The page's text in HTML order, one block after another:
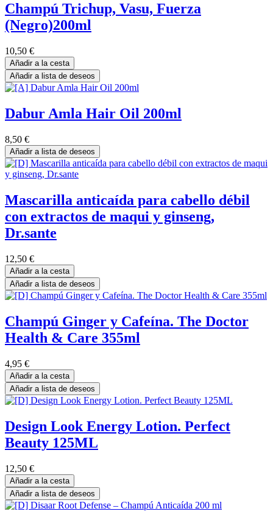
Champú Trichup, Vasu, Fuerza
(Negro)200ml
10,50 €
Añadir a la cesta
Añadir a lista de deseos
Dabur Amla Hair Oil 200ml
8,50 €
Añadir a lista de deseos
Mascarilla anticaída para cabello débil
con extractos de maqui y ginseng,
Dr.sante
12,50 €
Añadir a la cesta
Añadir a lista de deseos
Champú Ginger y Cafeína. The Doctor
Health & Care 355ml
4,95 €
Añadir a la cesta
Añadir a lista de deseos
Design Look Energy Lotion. Perfect
Beauty 125ML
12,50 €
Añadir a la cesta
Añadir a lista de deseos